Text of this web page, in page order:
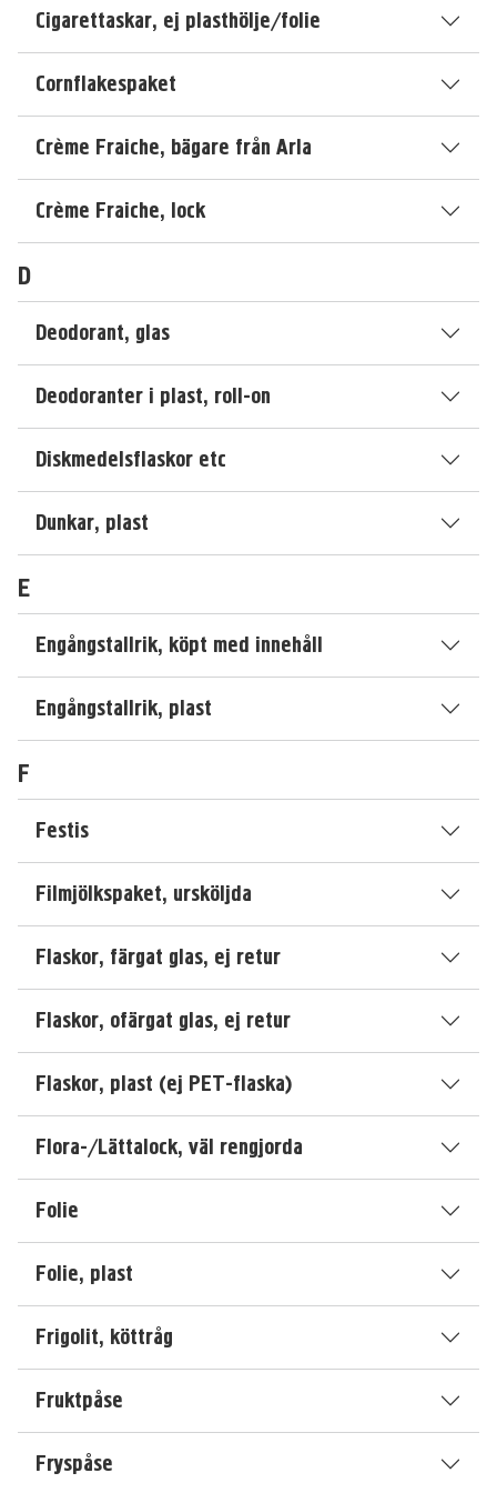
Cigarettaskar, ej plasthölje/folie
Cornflakespaket
Crème Fraiche, bägare från Arla
Crème Fraiche, lock
D
Deodorant, glas
Deodoranter i plast, roll-on
Diskmedelsflaskor etc
Dunkar, plast
E
Engångstallrik, köpt med innehåll
Engångstallrik, plast
F
Festis
Filmjölkspaket, ursköljda
Flaskor, färgat glas, ej retur
Flaskor, ofärgat glas, ej retur
Flaskor, plast (ej PET-flaska)
Flora-/Lättalock, väl rengjorda
Folie
Folie, plast
Frigolit, köttråg
Fruktpåse
Fryspåse